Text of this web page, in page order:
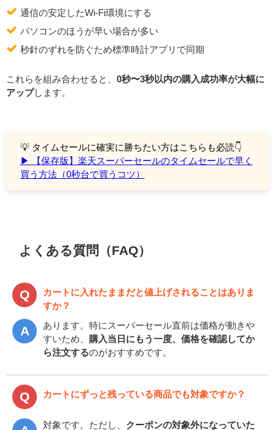
通信の安定したWi-Fi環境にする
パソコンのほうが早い場合が多い
秒針のずれを防ぐため標準時計アプリで同期
これらを組み合わせると、 0秒〜3秒以内の購入成功率が大幅に
アップします。
💡 タイムセールに確実に勝ちたい方はこちらも必読👇
▶︎ 【保存版】楽天スーパーセールのタイムセールで早く
買う方法（0秒台で買うコツ）
よくある質問（FAQ）
カートに入れたままだと値上げされることはありま
すか？
あります。特にスーパーセール直前は価格が動きや
すいため、
購入当日にもう一度、価格を確認してか
ら注文するのがおすすめです。
カートにずっと残っている商品でも対象ですか？
対象です。ただし、 クーポンの対象外になっていた